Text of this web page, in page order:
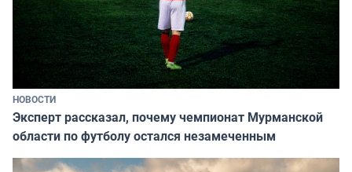
НОВОСТИ
Эксперт рассказал, почему чемпионат Мурманской
области по футболу остался незамеченным